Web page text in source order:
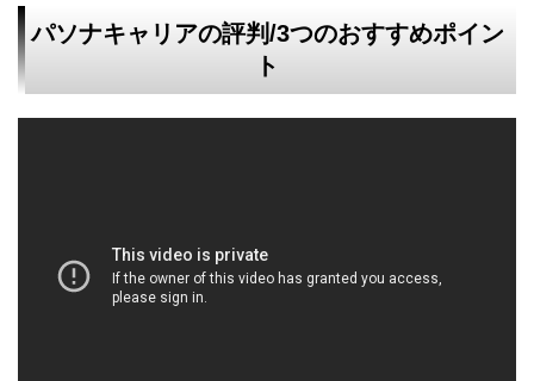
パソナキャリアの評判/3つのおすすめポイン
ト